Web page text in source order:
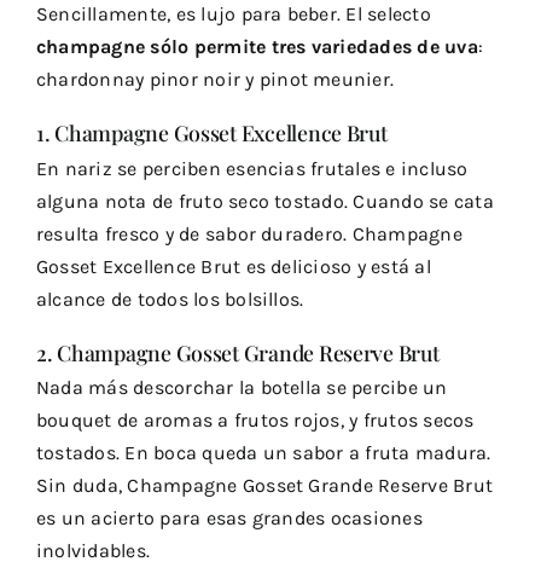
Sencillamente, es lujo para beber. El selecto
champagne sólo permite tres variedades de uva:
chardonnay pinor noir y pinot meunier.
1. Champagne Gosset Excellence Brut
En nariz se perciben esencias frutales e incluso
alguna nota de fruto seco tostado. Cuando se cata
resulta fresco y de sabor duradero. Champagne
Gosset Excellence Brut es delicioso y está al
alcance de todos los bolsillos.
2. Champagne Gosset Grande Reserve Brut
Nada más descorchar la botella se percibe un
bouquet de aromas a frutos rojos, y frutos secos
tostados. En boca queda un sabor a fruta madura.
Sin duda, Champagne Gosset Grande Reserve Brut
es un acierto para esas grandes ocasiones
inolvidables.